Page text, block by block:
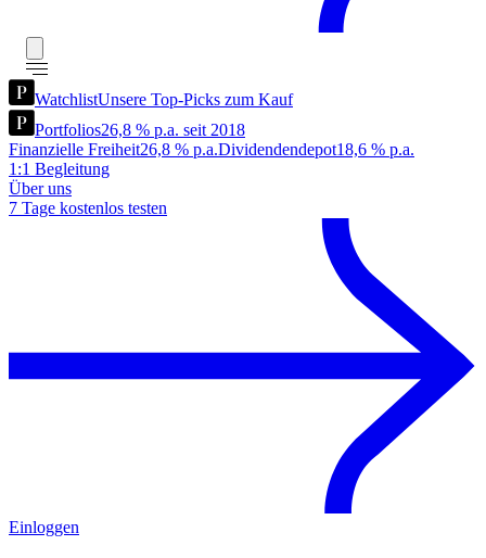
WatchlistUnsere Top-Picks zum Kauf
Portfolios26,8 % p.a. seit 2018
Finanzielle Freiheit26,8 % p.a.Dividendendepot18,6 % p.a.
1:1 Begleitung
Über uns
7 Tage kostenlos testen
Einloggen